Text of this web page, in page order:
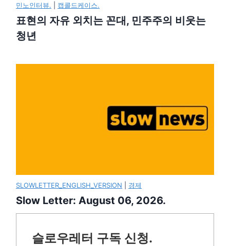
민노인터뷰. 캡콜드케이스.
표현의 자유 외치는 꼰대, 민주주의 비웃는
청년
SLOWLETTER_ENGLISH_VERSION 경제
Slow Letter: August 06, 2026.
슬로우레터 구독 신청.